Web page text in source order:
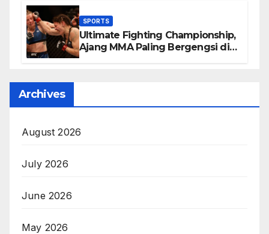
SPORTS
Ultimate Fighting Championship,
Ajang MMA Paling Bergengsi di
Archives
August 2026
July 2026
June 2026
May 2026